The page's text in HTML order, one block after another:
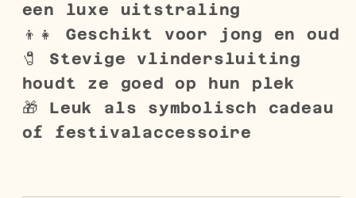
een luxe uitstraling
👦👧 Geschikt voor jong en oud
🧷 Stevige vlindersluiting
houdt ze goed op hun plek
🎁 Leuk als symbolisch cadeau
of festivalaccessoire